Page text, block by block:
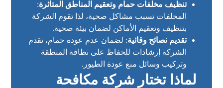
تنظيف مخلفات حمام وتعقيم المناطق المتأثرة:
المخلفات تسبب مشاكل صحية، لذا تقوم الشركة
بتنظيف وتعقيم الأماكن لضمان بيئة صحية.
تقديم نصائح وقائية: لضمان عدم عودة حمام، تقدم
الشركة إرشادات للحفاظ على نظافة المنطقة
وتركيب وسائل منع عودة الطيور.
لماذا تختار شركة مكافحة